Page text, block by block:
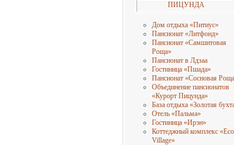
ПИЦУНДА
Дом отдыха «Питиус»
Пансионат «Литфонд»
Пансионат «Самшитовая
Роща»
Пансионат в Лдзаа
Гостиница «Пшада»
Пансионат «Сосновая
Объединение пансионатов
«Курорт Пицунда»
База отдыха «Золотая
Отель «Пальма»
Гостиница «Ирэн»
Коттеджный комплекс «Eco
Village»